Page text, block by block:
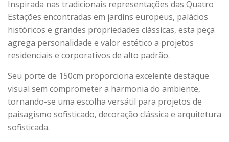
Inspirada nas tradicionais representações das Quatro
Estações encontradas em jardins europeus, palácios
históricos e grandes propriedades clássicas, esta peça
agrega personalidade e valor estético a projetos
residenciais e corporativos de alto padrão.
Seu porte de 150cm proporciona excelente destaque
visual sem comprometer a harmonia do ambiente,
tornando-se uma escolha versátil para projetos de
paisagismo sofisticado, decoração clássica e arquitetura
sofisticada.